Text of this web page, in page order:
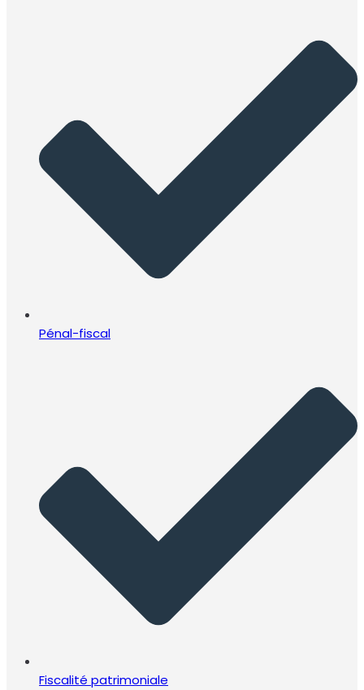
Pénal-fiscal
Fiscalité patrimoniale